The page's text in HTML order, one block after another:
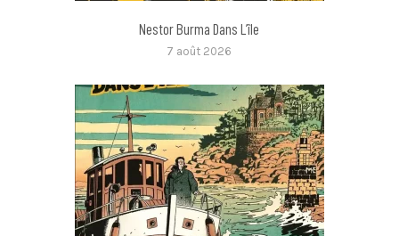
Nestor Burma Dans L’île
7 août 2026